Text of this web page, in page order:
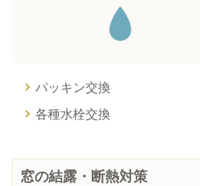
パッキン交換
各種水栓交換
窓の結露・断熱対策